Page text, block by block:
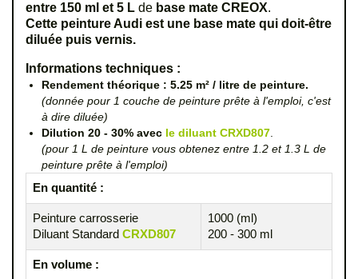
entre 150 ml et 5 L de base mate CREOX.
Cette peinture Audi est une base mate qui doit-être
diluée puis vernis.
Informations techniques :
Rendement théorique : 5.25 m² / litre de peinture.
(donnée pour 1 couche de peinture prête à l'emploi, c'est
à dire diluée)
Dilution 20 - 30% avec le diluant CRXD807.
(pour 1 L de peinture vous obtenez entre 1.2 et 1.3 L de
peinture prête à l'emploi)
En quantité :
Peinture carrosserie
Diluant Standard CRXD807
1000 (ml)
200 - 300 ml
En volume :